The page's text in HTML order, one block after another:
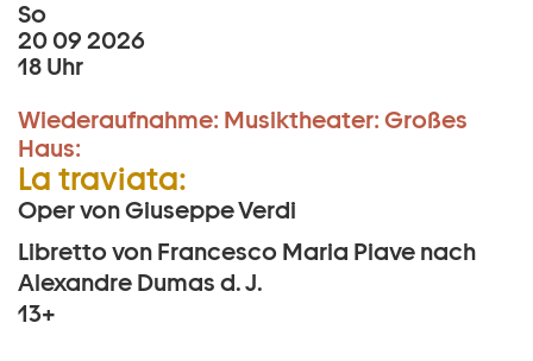
So
20 09 2026
18 Uhr
Wiederaufnahme: Musiktheater: Großes
Haus:
La traviata:
Oper von Giuseppe Verdi
Libretto von Francesco Maria Piave nach
Alexandre Dumas d. J.
13+